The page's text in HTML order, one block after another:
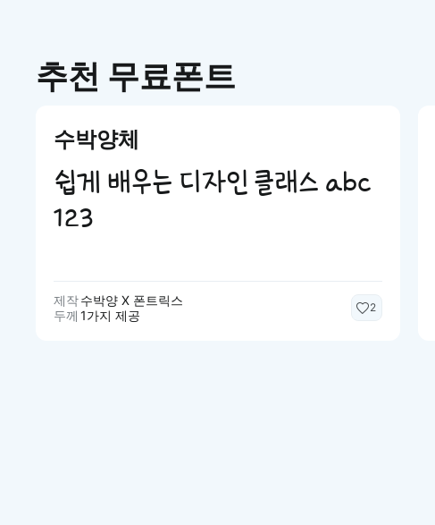
추천 무료폰트
수박양체
쉽게 배우는 디자인 클래스 abc
123
제작수박양 X 폰트릭스
두께 1가지 제공
2